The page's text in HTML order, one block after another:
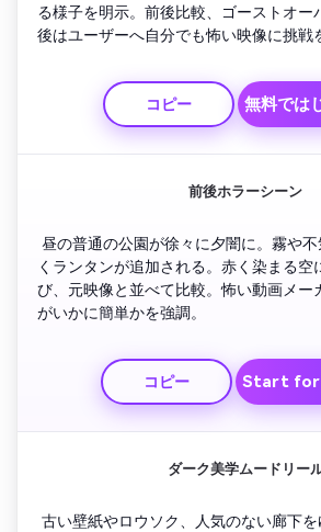
る様子を明示。前後比較、ゴーストオー
後はユーザーへ自分でも怖い映像に挑戦
コピー 無料では
前後ホラーシーン
昼の普通の公園が徐々に夕闇に。霧や
くランタンが追加される。赤く染まる空
び、元映像と並べて比較。怖い動画メー
がいかに簡単かを強調。
コピー Start for
ダーク美学ムードリー
古い壁紙やロウソク、人気のない廊下